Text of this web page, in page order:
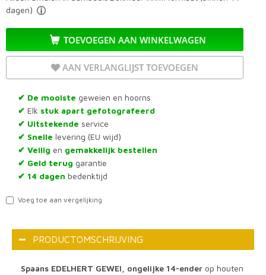
dagen)
TOEVOEGEN AAN WINKELWAGEN
AAN VERLANGLIJST TOEVOEGEN
✔ De mooiste geweien en hoorns
✔ Elk stuk apart gefotografeerd
✔ Uitstekende service
✔ Snelle levering (EU wijd)
✔ Veilig en gemakkelijk bestellen
✔ Geld terug garantie
✔ 14 dagen bedenktijd
Voeg toe aan vergelijking
PRODUCTOMSCHRIJVING
Spaans EDELHERT GEWEI, ongelijke 14-ender op houten